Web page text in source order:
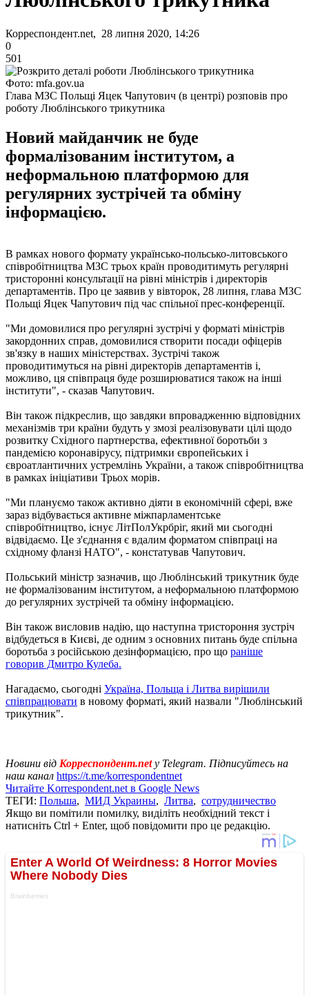
Корреспондент.net, 28 липня 2020, 14:26
0
501
Фото: mfa.gov.ua
Глава МЗС Польщі Яцек Чапутович (в центрі) розповів про
роботу Люблінського трикутника
Новий майданчик не буде
формалізованим інститутом, а
неформальною платформою для
регулярних зустрічей та обміну
інформацією.
В рамках нового формату українсько-польсько-литовського
співробітництва МЗС трьох країн проводитимуть регулярні
тристоронні консультації на рівні міністрів і директорів
департаментів. Про це заявив у вівторок, 28 липня, глава МЗС
Польщі Яцек Чапутович під час спільної прес-конференції.
"Ми домовилися про регулярні зустрічі у форматі міністрів
закордонних справ, домовилися створити посади офіцерів
зв'язку в наших міністерствах. Зустрічі також
проводитимуться на рівні директорів департаментів і,
можливо, ця співпраця буде розширюватися також на інші
інститути", - сказав Чапутович.
Він також підкреслив, що завдяки впровадженню відповідних
механізмів три країни будуть у змозі реалізовувати цілі щодо
розвитку Східного партнерства, ефективної боротьби з
пандемією коронавірусу, підтримки європейських і
євроатлантичних устремлінь України, а також співробітництва
в рамках ініціативи Трьох морів.
"Ми плануємо також активно діяти в економічній сфері, вже
зараз відбувається активне міжпарламентське
співробітництво, існує ЛітПолУкрбріг, який ми сьогодні
відвідаємо. Це з'єднання є вдалим форматом співпраці на
східному фланзі НАТО", - констатував Чапутович.
Польський міністр зазначив, що Люблінський трикутник буде
не формалізованим інститутом, а неформальною платформою
до регулярних зустрічей та обміну інформацією.
Він також висловив надію, що наступна тристороння зустріч
відбудеться в Києві, де одним з основних питань буде спільна
боротьба з російською дезінформацією, про що раніше
говорив Дмитро Кулеба.
Нагадаємо, сьогодні Україна, Польща і Литва вирішили
співпрацювати в новому форматі, який назвали "Люблінський
трикутник".
Новини від Корреспондент.net у Telegram. Підписуйтесь на
наш канал https://t.me/korrespondentnet
Читайте Korrespondent.net в Google News
ТЕГИ: Польша, МИД Украины, Литва, сотрудничество
Якщо ви помітили помилку, виділіть необхідний текст і
натисніть Ctrl + Enter, щоб повідомити про це редакцію.